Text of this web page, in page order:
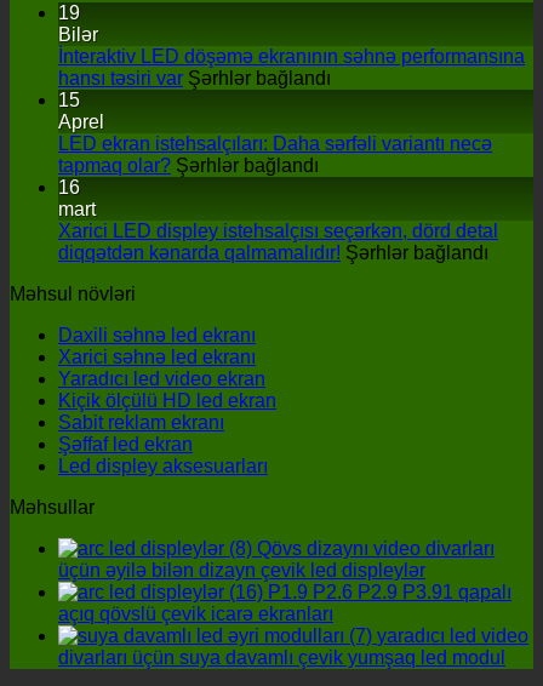
19
Bilər
İnteraktiv LED döşəmə ekranının səhnə performansına
hansı təsiri var Şərhlər bağlandı
döşəmə
hansı
təsiri
15
Aprel
LED ekran istehsalçıları: Daha sərfəli variantı necə
tapmaq olar? Şərhlər bağlandı
istehsalçıları:
Daha
16
mart
Xarici LED displey istehsalçısı seçərkən, dörd detal
diqqətdən kənarda qalmamalıdır! Şərhlər bağlandı
Məhsul növləri
Daxili səhnə led ekranı
Xarici səhnə led ekranı
Yaradıcı led video ekran
Kiçik ölçülü HD led ekran
Sabit reklam ekranı
Şəffaf led ekran
Led displey aksesuarları
Məhsullar
Qövs dizaynı video divarları
üçün əyilə bilən dizayn çevik led displeylər
P1.9 P2.6 P2.9 P3.91 qapalı
açıq qövslü çevik icarə ekranları
yaradıcı led video
divarları üçün suya davamlı çevik yumşaq led modul